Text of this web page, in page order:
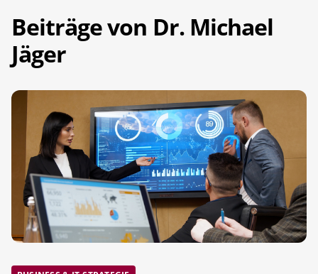
Beiträge von Dr. Michael
Jäger